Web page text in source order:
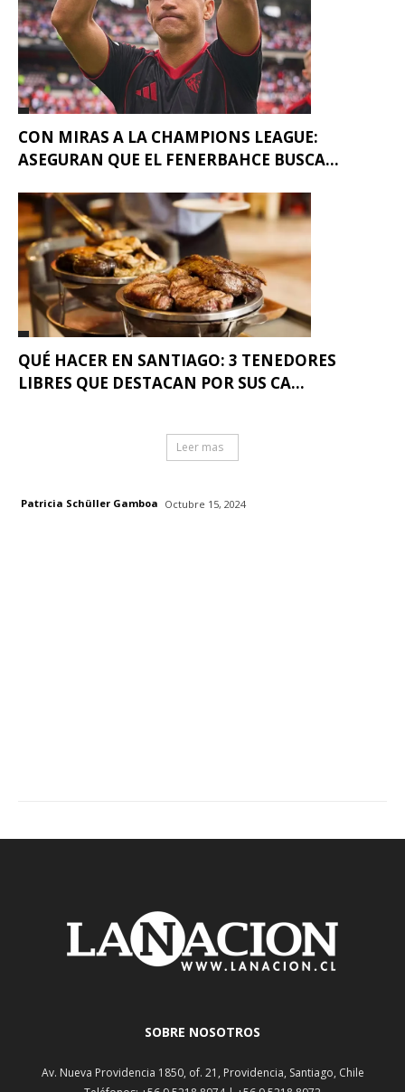
CON MIRAS A LA CHAMPIONS LEAGUE:
ASEGURAN QUE EL FENERBAHCE BUSCA...
QUÉ HACER EN SANTIAGO: 3 TENEDORES
LIBRES QUE DESTACAN POR SUS CA...
Leer mas
Patricia Schüller Gamboa Octubre 15, 2024
SOBRE NOSOTROS
Av. Nueva Providencia 1850, of. 21, Providencia, Santiago, Chile